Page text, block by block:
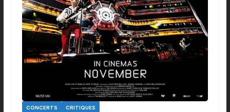
CONCERTS CRITIQUES